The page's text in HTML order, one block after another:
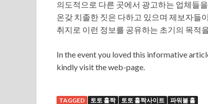
의도적으로 다른 곳에서 광고하는 업체들
온갖 치졸한 짓은 다하고 있으며 제보자들
취지로 이런 정보를 공유하는 초기의 목적
In the event you loved this informative
kindly visit the web-page.
TAGGED 토토 홀짝 토토 홀짝사이트 파워볼 홀